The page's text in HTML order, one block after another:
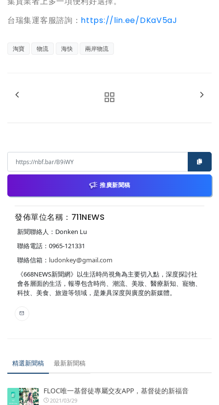
台瑞集運客服諮詢： https://lin.ee/DKaV5aJ
淘寶 物流 海快 兩岸物流
推廣新聞稿
發佈單位名稱：711NEWS
新聞聯絡人：Donken Lu
聯絡電話：0965-121331
聯絡信箱： ludonkey@gmail.com
《668NEWS新聞網》以生活時尚視角為主要切入點，深度探討社
會各層面的生活，報導包含時尚、潮流、美妝、醫療新知、寵物、
科技、美食、旅遊等領域，是兼具深度與廣度的新媒體。
精選新聞稿 最新新聞稿
FLOC唯一基督徒專屬交友APP，基督徒的新福音
2021/03/29